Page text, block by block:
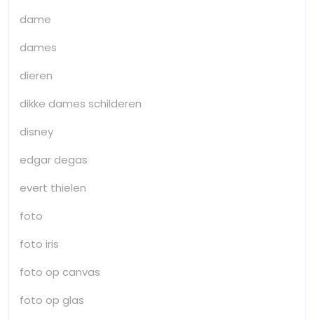
dame
dames
dieren
dikke dames schilderen
disney
edgar degas
evert thielen
foto
foto iris
foto op canvas
foto op glas